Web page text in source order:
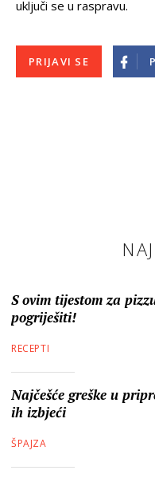
uključi se u raspravu.
PRIJAVI SE
S ovim tijestom za
pogriješiti!
RECEPTI
Najčešće greške u
ih izbjeći
ŠPAJZA